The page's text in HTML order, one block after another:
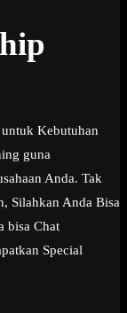
Kebutuhan
guna
Anda. Tak
Silahkan Anda Bisa
bisa Chat
Special